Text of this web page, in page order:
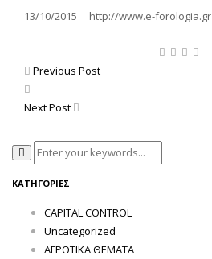
13/10/2015 http://www.e-forologia.gr
Previous Post
Next Post
ΚΑΤΗΓΟΡΊΕΣ
CAPITAL CONTROL
Uncategorized
ΑΓΡΟΤΙΚΑ ΘΕΜΑΤΑ